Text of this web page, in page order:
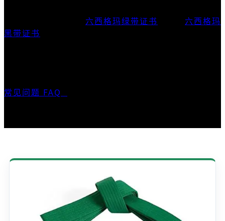
六西格玛绿带证书
六西格玛
黑带证书
常见问题 FAQ